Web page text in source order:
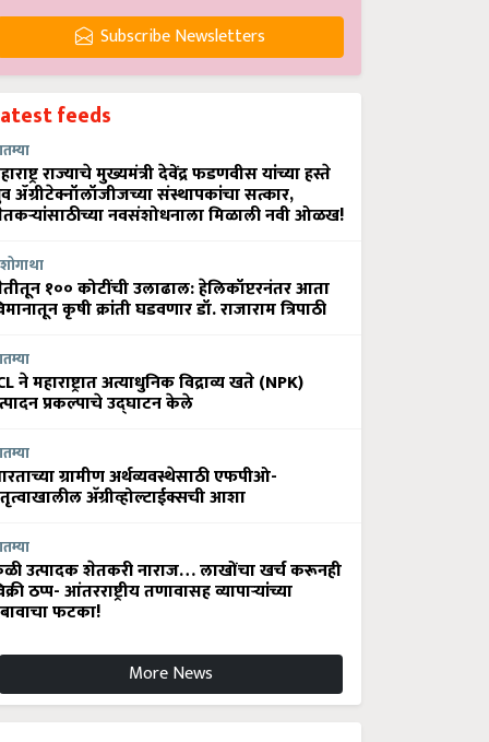
Subscribe Newsletters
feeds
राज्याचे मुख्यमंत्री देवेंद्र फडणवीस यांच्या हस्ते
ॲग्रीटेक्नॉलॉजीजच्या संस्थापकांचा सत्कार,
नवसंशोधनाला मिळाली नवी ओळख!
१०० कोटींची उलाढाल: हेलिकॉप्टरनंतर आता
कृषी क्रांती घडवणार डॉ. राजाराम त्रिपाठी
ने महाराष्ट्रात अत्याधुनिक विद्राव्य खते (NPK)
प्रकल्पाचे उद्घाटन केले
ग्रामीण अर्थव्यवस्थेसाठी एफपीओ-
अ‍ॅग्रीव्होल्टाईक्सची आशा
उत्पादक शेतकरी नाराज… लाखोंचा खर्च करूनही
ठप्प- आंतरराष्ट्रीय तणावासह व्यापाऱ्यांच्या
फटका!
More News